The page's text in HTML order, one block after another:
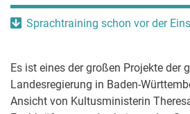
Sprachtraining schon vor der
Es ist eines der großen Projekte der
Landesregierung in Baden-
Ansicht von Kultusministerin